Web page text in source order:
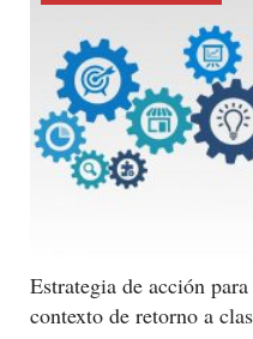
Estrategia de acción
contexto de retorno a